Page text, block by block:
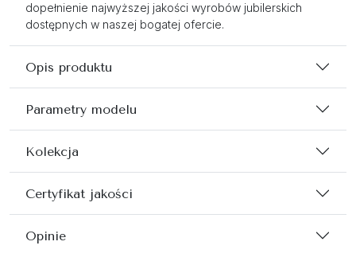
dopełnienie najwyższej jakości wyrobów jubilerskich
dostępnych w naszej bogatej ofercie.
Opis produktu
Parametry modelu
Kolekcja
Certyfikat jakości
Opinie